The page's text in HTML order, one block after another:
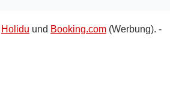
Holidu und Booking.com (Werbung). -